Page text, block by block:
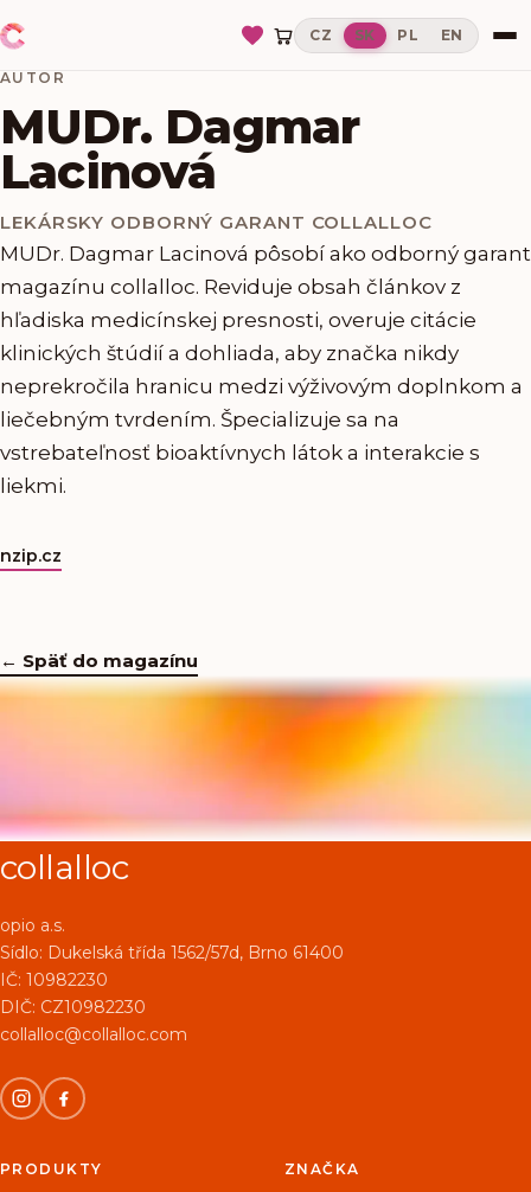
CZ SK PL EN
AUTOR
MUDr. Dagmar
Lacinová
LEKÁRSKY ODBORNÝ GARANT COLLALLOC
MUDr. Dagmar Lacinová pôsobí ako odborný garant
magazínu collalloc. Reviduje obsah článkov z
hľadiska medicínskej presnosti, overuje citácie
klinických štúdií a dohliada, aby značka nikdy
neprekročila hranicu medzi výživovým doplnkom a
liečebným tvrdením. Špecializuje sa na
vstrebateľnosť bioaktívnych látok a interakcie s
liekmi.
nzip.cz
← Späť do magazínu
collalloc
opio a.s.
Sídlo: Dukelská třída 1562/57d, Brno 61400
IČ: 10982230
DIČ: CZ10982230
collalloc@collalloc.com
PRODUKTY ZNAČKA